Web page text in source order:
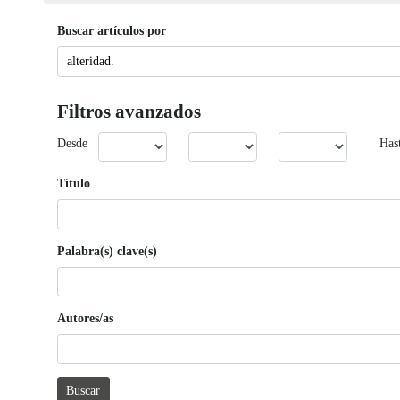
Buscar artículos por
Filtros avanzados
Desde
Título
Palabra(s) clave(s)
Autores/as
Buscar